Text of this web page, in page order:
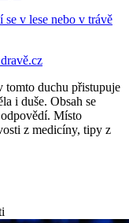
v lese nebo v trávě
tomto duchu přistupuje
i duše. Obsah se
Místo
z medicíny, tipy z